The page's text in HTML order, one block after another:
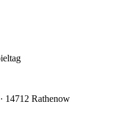
14712 Rathenow